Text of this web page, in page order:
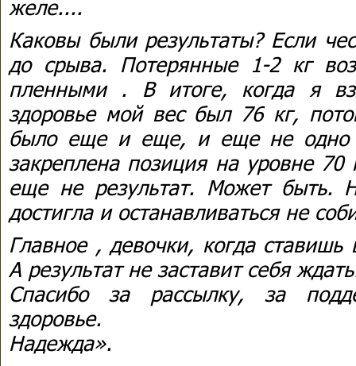
желе....
Каковы были результаты? Если
до срыва. Потерянные 1-2 кг
пленными . В итоге, когда я
здоровье мой вес был 76 кг,
было еще и еще, и еще не одно
закреплена позиция на уровне 70
еще не результат. Может быть.
достигла и останавливаться не
Главное , девочки, когда
А результат не заставит себя
Спасибо за рассылку, за
здоровье.
Надежда».